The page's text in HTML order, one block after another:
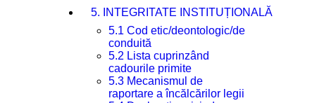
5. INTEGRITATE INSTITUȚIONALĂ
5.1 Cod etic/deontologic/de
conduită
5.2 Lista cuprinzând
cadourile primite
5.3 Mecanismul de
raportare a încălcărilor legii